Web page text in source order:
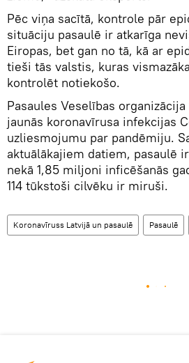
Pēc viņa sacītā, kontrole pār
situāciju pasaulē ir atkarīga
Eiropas, bet gan no tā, kā ar
tieši tās valstis, kuras
kontrolēt notiekošo.
Pasaules Veselības organizācija
jaunās koronavīrusa infekcijas
uzliesmojumu par pandēmiju.
aktuālākajiem datiem, pasaulē
nekā 1,85 miljoni inficēšanās
114 tūkstoši cilvēku ir miruši.
Koronavīruss Latvijā un pasaulē Pasaulē